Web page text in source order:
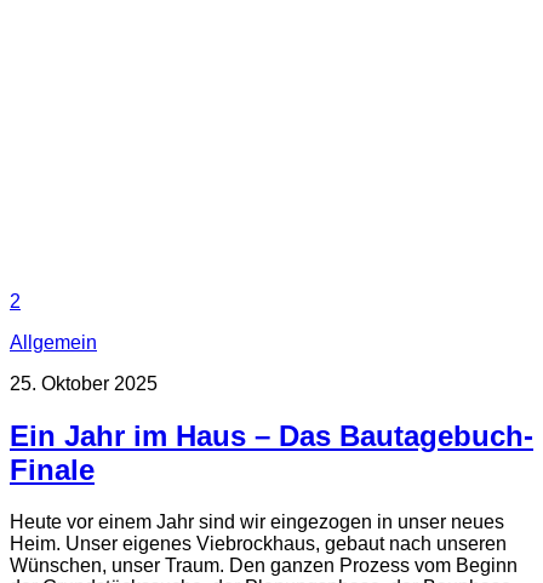
2
Allgemein
25. Oktober 2025
Ein Jahr im Haus – Das Bautagebuch-
Finale
Heute vor einem Jahr sind wir eingezogen in unser neues
Heim. Unser eigenes Viebrockhaus, gebaut nach unseren
Wünschen, unser Traum. Den ganzen Prozess vom Beginn